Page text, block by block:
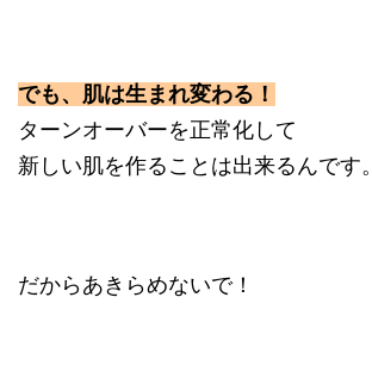
でも、肌は生まれ変わる！
ターンオーバーを正常化して
新しい肌を作ることは出来るんです。
だからあきらめないで！